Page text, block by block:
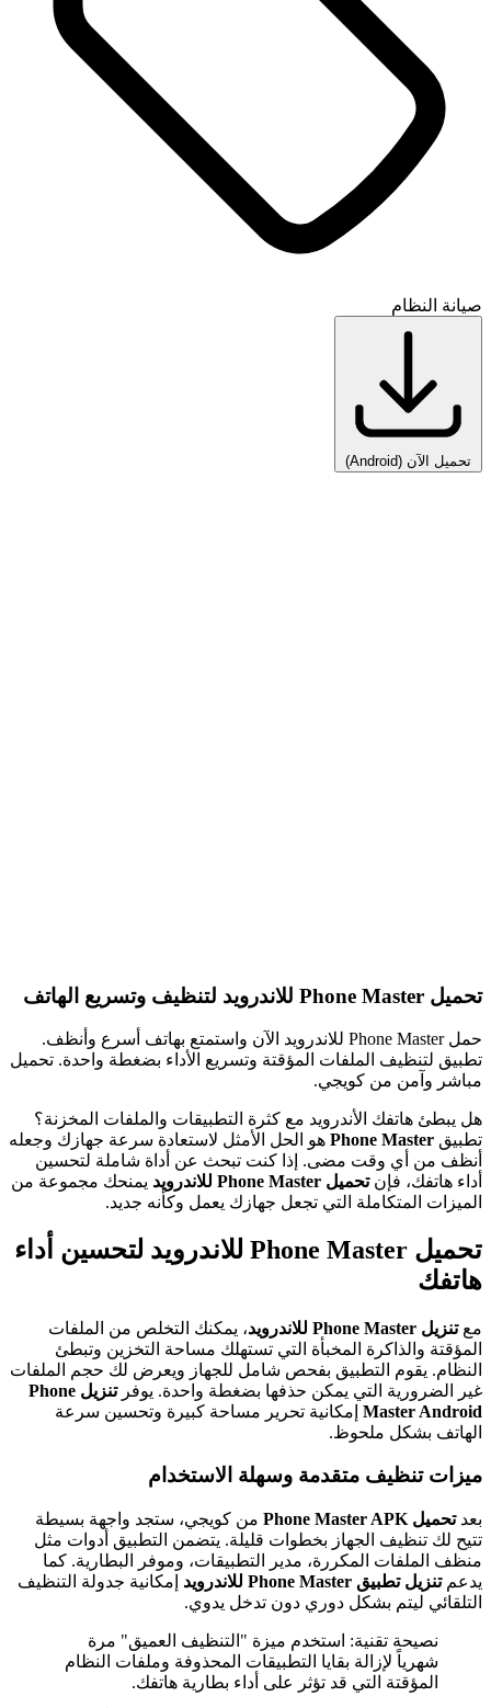
صيانة النظام
تحميل الآن (Android)
تحميل Phone Master للاندرويد لتنظيف وتسريع الهاتف
حمل Phone Master للاندرويد الآن واستمتع بهاتف أسرع وأنظف.
تطبيق لتنظيف الملفات المؤقتة وتسريع الأداء بضغطة واحدة. تحميل
مباشر وآمن من كويجي.
هل يبطئ هاتفك الأندرويد مع كثرة التطبيقات والملفات المخزنة؟
تطبيق Phone Master هو الحل الأمثل لاستعادة سرعة جهازك وجعله
أنظف من أي وقت مضى. إذا كنت تبحث عن أداة شاملة لتحسين
أداء هاتفك، فإنتحميل Phone Master للاندرويد
يمنحك مجموعة من
الميزات المتكاملة التي تجعل جهازك يعمل وكأنه جديد.
تحميل Phone Master للاندرويد لتحسين أداء
هاتفك
معتنزيل Phone Master للاندرويد
، يمكنك التخلص من الملفات
المؤقتة والذاكرة المخبأة التي تستهلك مساحة التخزين وتبطئ
النظام. يقوم التطبيق بفحص شامل للجهاز ويعرض لك حجم الملفات
غير الضرورية التي يمكن حذفها بضغطة واحدة. يوفر
تنزيل Phone
Master Android إمكانية تحرير مساحة كبيرة وتحسين سرعة
الهاتف بشكل ملحوظ.
ميزات تنظيف متقدمة وسهلة الاستخدام
بعدتحميل Phone Master APK
من كويجي، ستجد واجهة بسيطة
تتيح لك تنظيف الجهاز بخطوات قليلة. يتضمن التطبيق أدوات مثل
منظف الملفات المكررة، مدير التطبيقات، وموفر البطارية. كما
يدعمتنزيل تطبيق Phone Master للاندرويد
إمكانية جدولة التنظيف
التلقائي ليتم بشكل دوري دون تدخل يدوي.
نصيحة تقنية: استخدم ميزة "التنظيف العميق" مرة
شهرياً لإزالة بقايا التطبيقات المحذوفة وملفات النظام
المؤقتة التي قد تؤثر على أداء بطارية هاتفك.